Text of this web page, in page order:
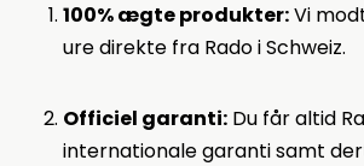
100% ægte produkter:Vi
ure direkte fra Rado i Schweiz.
Officiel garanti: Du får altid
internationale garanti samt